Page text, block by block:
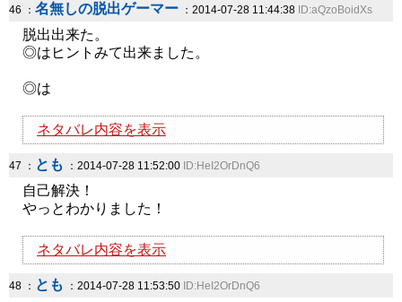
46 ： 名無しの脱出ゲーマー ：2014-07-28 11:44:38 ID:aQzoBoidXs
脱出出来た。
◎はヒントみて出来ました。
◎は
ネタバレ内容を表示
47 ： とも ：2014-07-28 11:52:00 ID:HeI2OrDnQ6
自己解決！
やっとわかりました！
ネタバレ内容を表示
48 ： とも ：2014-07-28 11:53:50 ID:HeI2OrDnQ6